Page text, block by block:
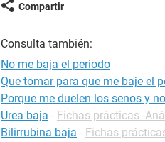
Compartir
Consulta también:
No me baja el periodo
Que tomar para que me baje el
Porque me duelen los senos y
Urea baja - Fichas prácticas -
Bilirrubina baja - Fichas